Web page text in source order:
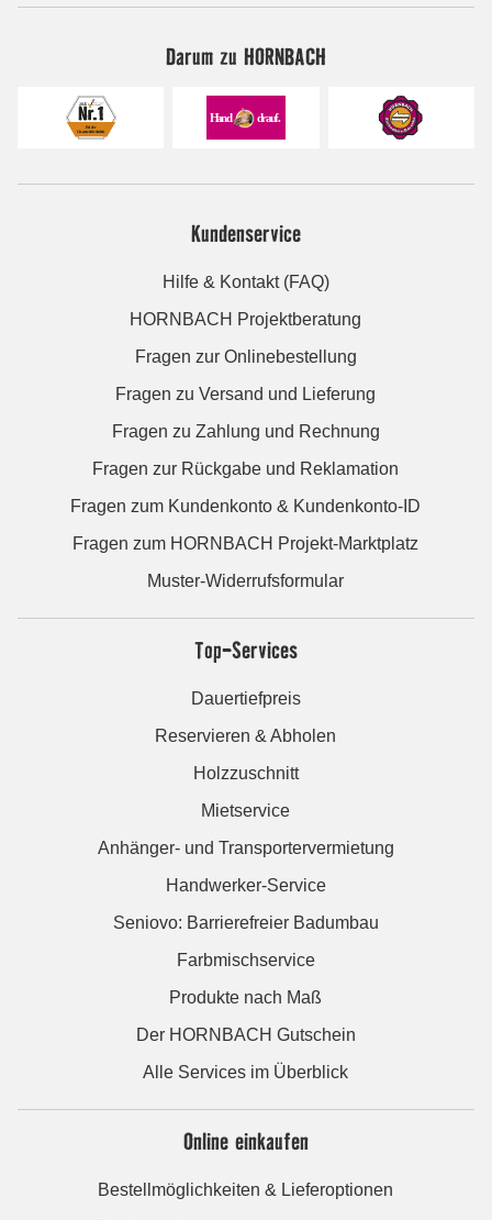
Darum zu HORNBACH
Kundenservice
Hilfe & Kontakt (FAQ)
HORNBACH Projektberatung
Fragen zur Onlinebestellung
Fragen zu Versand und Lieferung
Fragen zu Zahlung und Rechnung
Fragen zur Rückgabe und Reklamation
Fragen zum Kundenkonto & Kundenkonto-ID
Fragen zum HORNBACH Projekt-Marktplatz
Muster-Widerrufsformular
Top-Services
Dauertiefpreis
Reservieren & Abholen
Holzzuschnitt
Mietservice
Anhänger- und Transportervermietung
Handwerker-Service
Seniovo: Barrierefreier Badumbau
Farbmischservice
Produkte nach Maß
Der HORNBACH Gutschein
Alle Services im Überblick
Online einkaufen
Bestellmöglichkeiten & Lieferoptionen